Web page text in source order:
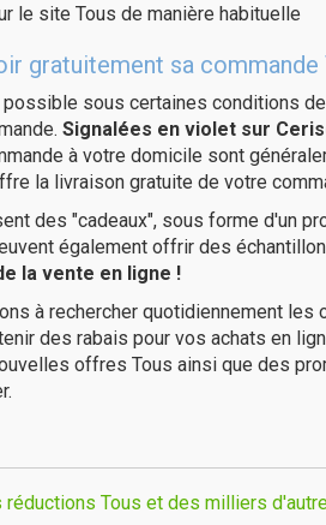
le site Tous de manière habituelle
gratuitement sa commande
sous certaines conditions
Signalées en violet sur
à votre domicile sont
la livraison gratuite de votre
des "cadeaux", sous forme d'un
également offrir des
la vente en ligne !
à rechercher quotidiennement
des rabais pour vos achats en
offres Tous ainsi que des
Tous et des milliers